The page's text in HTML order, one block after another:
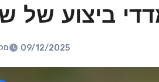
ביצוע של
09/12/2025